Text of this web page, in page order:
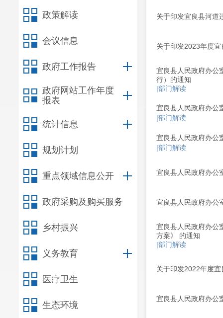
政策解读
会议信息
政府工作报告
政府网站工作年度
报表
统计信息
规划计划
重点领域信息公开
政府采购及购买服务
乡村振兴
义务教育
医疗卫生
生态环境
关于印发宜良县河道
关于印发2023年度
宜良县人民政府办公
行）的通知
|部门解读
宜良县人民政府办公
|部门解读
宜良县人民政府办公
|部门解读
宜良县人民政府办公
宜良县人民政府办公
宜良县人民政府办公
方案》 的通知
|部门解读
关于印发2022年度
宜良县人民政府办公